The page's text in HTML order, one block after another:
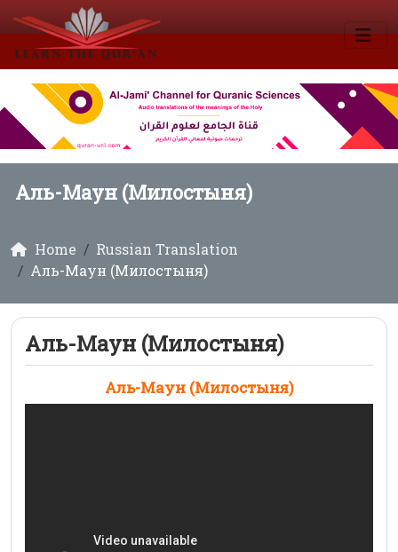
Аль-Маун (Милостыня)
Home
Russian Translation
Аль-Маун (Милостыня)
Аль-Маун (Милостыня)
Аль-Маун (Милостыня)